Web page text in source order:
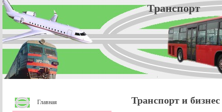
Главная Транспорт и бизнес